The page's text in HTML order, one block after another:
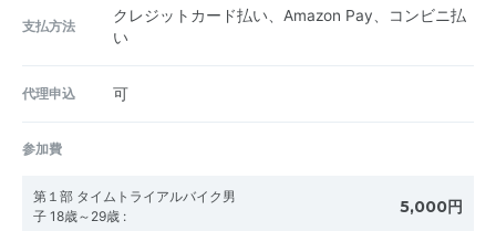
支払方法
クレジットカード払い、Amazon Pay、コンビニ払
い
代理申込 可
参加費
第１部 タイムトライアルバイク男
子 18歳～29歳 : 5,000円